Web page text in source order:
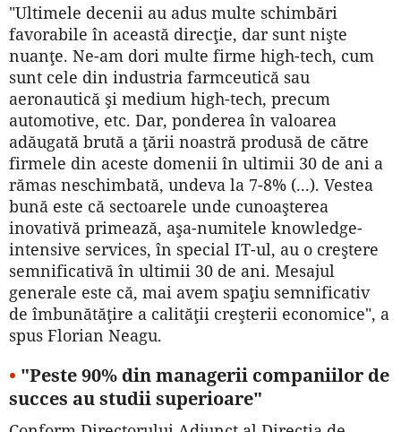
"Ultimele decenii au adus multe schimbări
favorabile în această direcţie, dar sunt nişte
nuanţe. Ne-am dori multe firme high-tech, cum
sunt cele din industria farmceutică sau
aeronautică şi medium high-tech, precum
automotive, etc. Dar, ponderea în valoarea
adăugată brută a ţării noastră produsă de către
firmele din aceste domenii în ultimii 30 de ani a
rămas neschimbată, undeva la 7-8% (...). Vestea
bună este că sectoarele unde cunoaşterea
inovativă primează, aşa-numitele knowledge-
intensive services, în special IT-ul, au o creştere
semnificativă în ultimii 30 de ani. Mesajul
generale este că, mai avem spaţiu semnificativ
de îmbunătăţire a calităţii creşterii economice", a
spus Florian Neagu.
• "Peste 90% din managerii companiilor de
succes au studii superioare"